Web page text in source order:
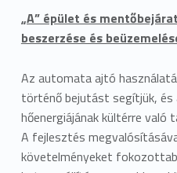
„A” épület és
beszerzése és
Az automata ajtó
történő bejutást segítjük,
hőenergiájának kültérre való
A fejlesztés
követelményeket